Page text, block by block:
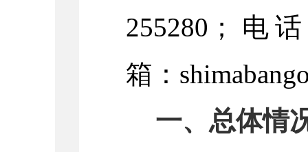
255280 ；电
箱：
一、总体情